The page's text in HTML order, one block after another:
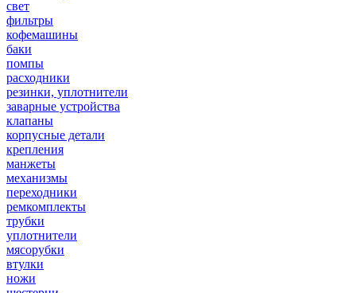
свет
фильтры
кофемашины
баки
помпы
расходники
резинки, уплотнители
заварные устройства
клапаны
корпусные детали
крепления
манжеты
механизмы
переходники
ремкомплекты
трубки
уплотнители
мясорубки
втулки
ножи